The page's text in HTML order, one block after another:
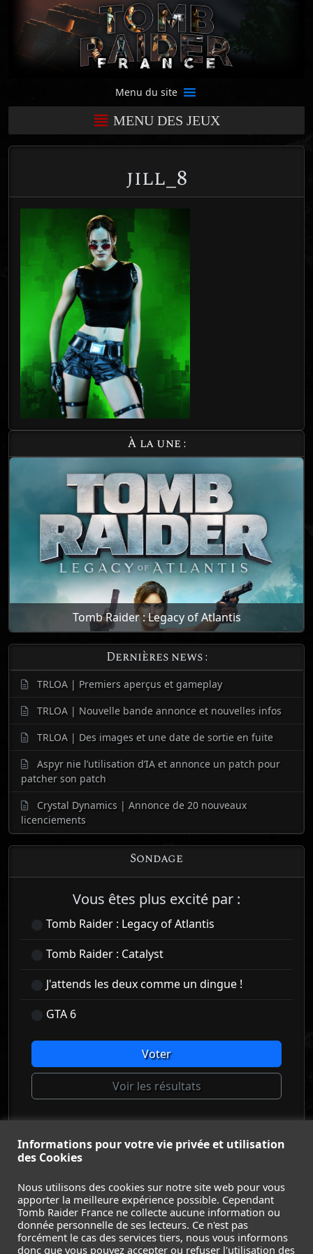
Menu du site
MENU DES JEUX
jill_8
À la une :
Tomb Raider : Legacy of Atlantis
Dernières news :
TRLOA | Premiers aperçus et gameplay
TRLOA | Nouvelle bande annonce et nouvelles infos
TRLOA | Des images et une date de sortie en fuite
Aspyr nie l’utilisation d’IA et annonce un patch pour
patcher son patch
Crystal Dynamics | Annonce de 20 nouveaux
licenciements
Sondage
Vous êtes plus excité par :
Tomb Raider : Legacy of Atlantis
Tomb Raider : Catalyst
J'attends les deux comme un dingue !
GTA 6
Voter
Voir les résultats
Informations pour votre vie privée et utilisation
des Cookies
Nous utilisons des cookies sur notre site web pour vous
apporter la meilleure expérience possible. Cependant
Tomb Raider France ne collecte aucune information ou
donnée personnelle de ses lecteurs. Ce n'est pas
forcément le cas des services tiers, nous vous informons
donc que vous pouvez accepter ou refuser l'utilisation des
© Tomb Raider France 2008 - 2026
Lara Croft et Tomb Raider sont des marques déposées
Square Enix Ltd.
ACCUEIL- TOMB RAIDER- LEGACY OF ATLANTIS
CATALYST - LARA CROFT- FILMS - CONTACT-
MENTIONS LÉGALES / CGU-